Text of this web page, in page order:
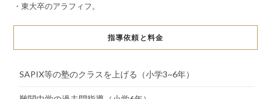
・東大卒のアラフィフ。
指導依頼と料金
SAPIX等の塾のクラスを上げる（小学3~6年）